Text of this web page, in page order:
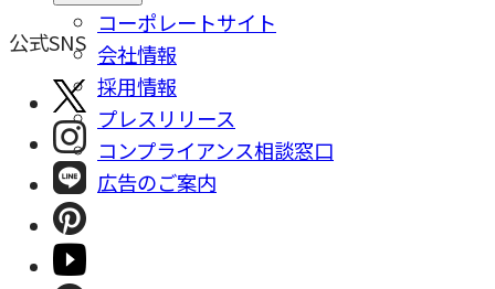
コーポレートサイト
会社情報
採⽤情報
プレスリリース
コンプライアンス相談窓⼝
広告のご案内
公式SNS